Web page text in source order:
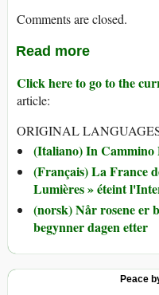
Comments are closed.
Read more
Click here to go to the
article:
ORIGINAL
(Italiano) In Cammino
(Français) La France
Lumières » éteint
(norsk) Når rosene er
begynner dagen etter
Peace